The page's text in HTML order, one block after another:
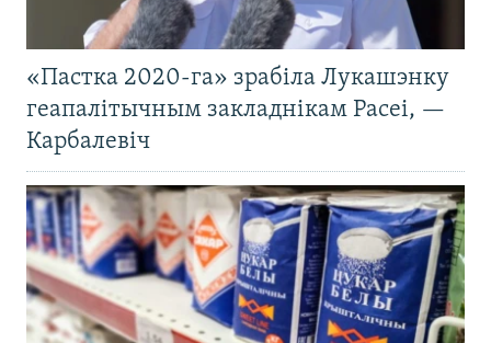
«Пастка 2020-га» зрабіла Лукашэнку
геапалітычным закладнікам Расеі, —
Карбалевіч